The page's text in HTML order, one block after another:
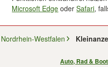
Microsoft Edge oderSafari,
Nordrhein-Westfalen
Auto, Rad &